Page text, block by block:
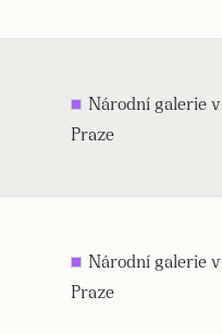
Národní galerie v
Praze
Národní galerie v
Praze